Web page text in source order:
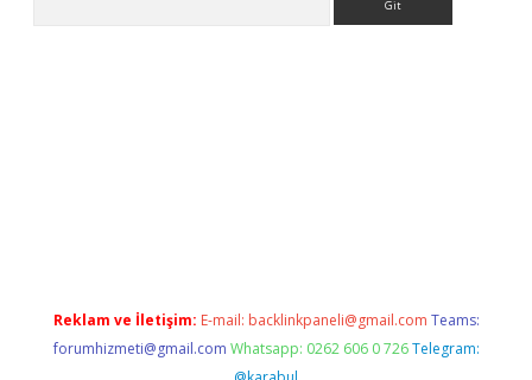
Reklam ve İletişim: E-mail: backlinkpaneli@gmail.com Teams:
forumhizmeti@gmail.com Whatsapp: 0262 606 0 726 Telegram: